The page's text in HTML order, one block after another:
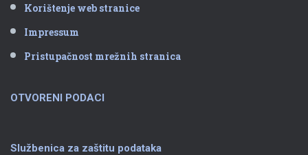
Korištenje web stranice
Impressum
Pristupačnost mrežnih stranica
OTVORENI PODACI
Službenica za zaštitu podataka